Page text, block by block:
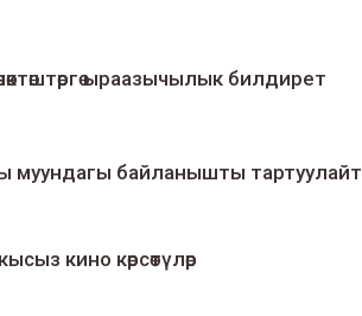
ыраазычылык билдирет
муундагы байланышты тартуулайт
кино көрсөтүлөр